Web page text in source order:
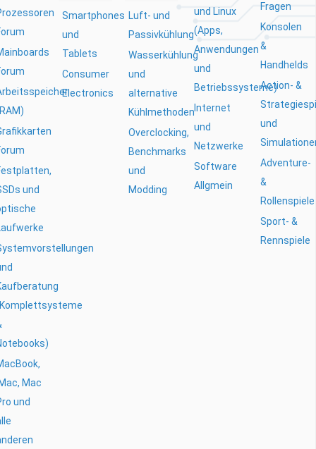
und
Mac
und
Smartphones
und
Tablets
Consumer
Electronics
Luft- und
Passivkühlung
Wasserkühlung
und
alternative
Kühlmethoden
Overclocking,
Benchmarks
und
Modding
und Linux
(Apps,
Anwendungen
und
Betriebssysteme)
Internet
und
Netzwerke
Software
Allgmein
Fragen
Konsolen
&
Handhelds
Action- &
und
Adventure-
&
Rollenspiele
Sport- &
Rennspiele